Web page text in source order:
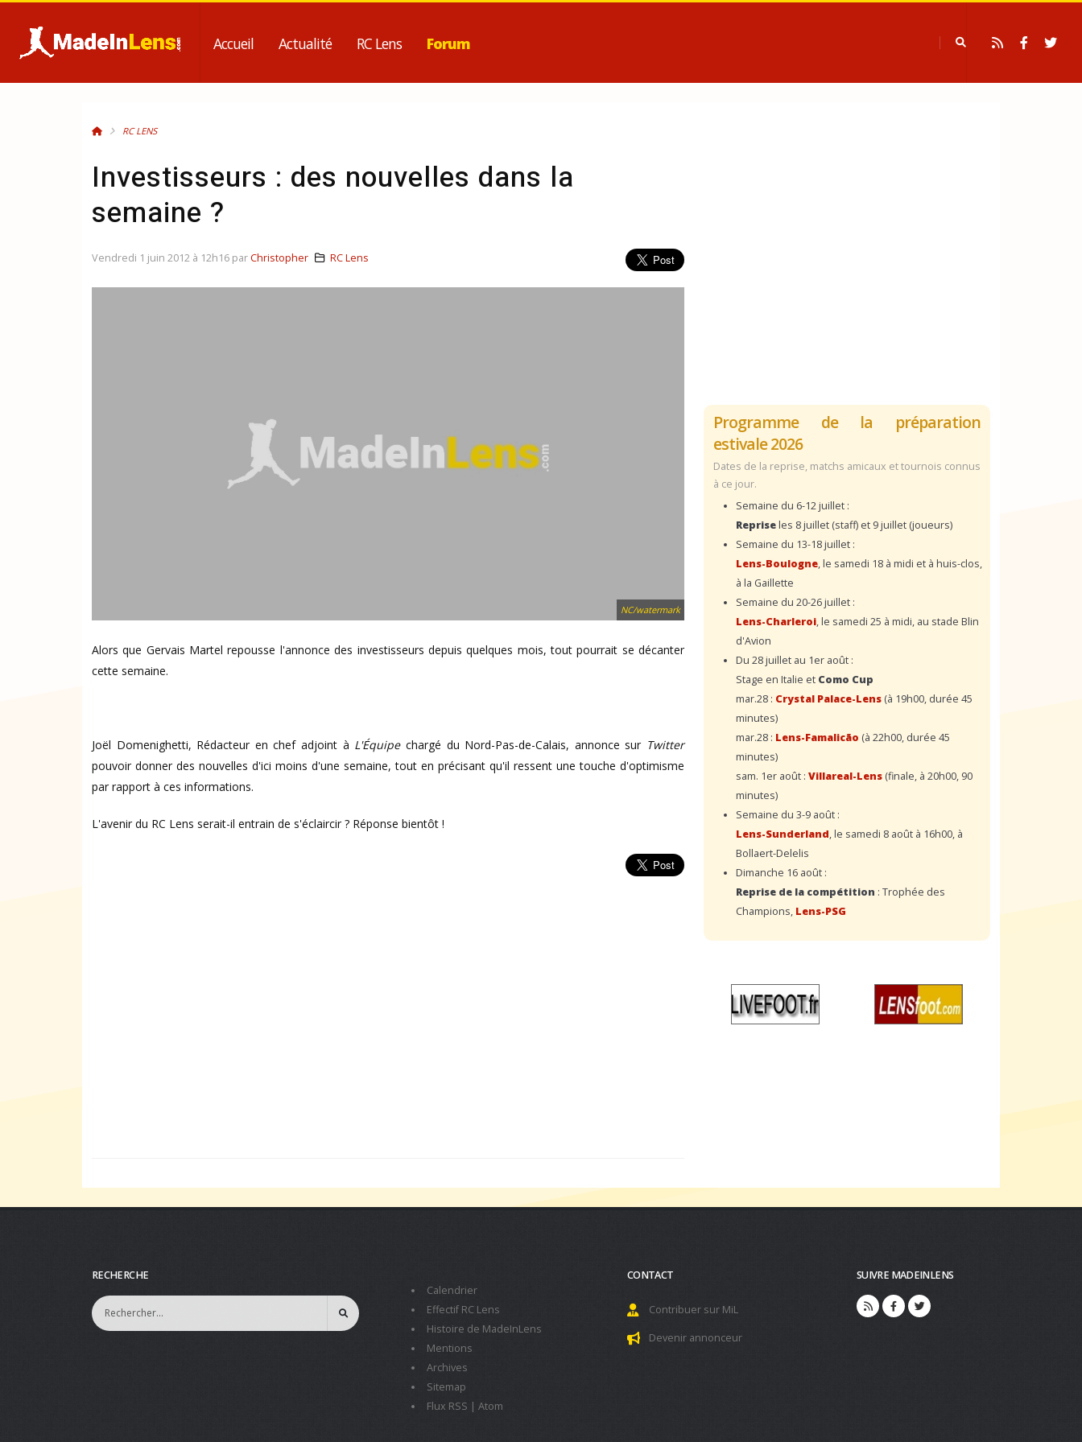
Accueil Actualité RC Lens Forum
RC LENS
Investisseurs : des nouvelles dans la
semaine ?
NC/watermark
Alors que Gervais Martel repousse l'annonce des investisseurs depuis quelques mois, tout pourrait se décanter
cette semaine.
Joël Domenighetti, Rédacteur en chef adjoint à L'Équipechargé du Nord-Pas-de-Calais, annonce sur Twitter
pouvoir donner des nouvelles d'ici moins d'une semaine, tout en précisant qu'il ressent une touche d'optimisme
par rapport à ces informations.
L'avenir du RC Lens serait-il entrain de s'éclaircir ? Réponse bientôt !
Vendredi 1 juin 2012 à 12h16 parChristopher RC Lens
Programme de la préparation
estivale 2026
Dates de la reprise, matchs amicaux et tournois connus
à ce jour.
Semaine du 6-12 juillet :
Repriseles 8 juillet (staff) et 9 juillet (joueurs)
Semaine du 13-18 juillet :
Lens-Boulogne, le samedi 18 à midi et à huis-clos,
à la Gaillette
Semaine du 20-26 juillet :
Lens-Charleroi, le samedi 25 à midi, au stade Blin
d'Avion
Du 28 juillet au 1er août :
Stage en Italie et Como Cup
mar.28 : Crystal Palace-Lens (à 19h00, durée 45
minutes)
mar.28 : Lens-Famalicão (à 22h00, durée 45
minutes)
sam. 1er août : Villareal-Lens (finale, à 20h00, 90
minutes)
Semaine du 3-9 août :
Lens-Sunderland, le samedi 8 août à 16h00, à
Bollaert-Delelis
Dimanche 16 août :
Reprise de la compétition : Trophée des
Champions, Lens-PSG
RECHERCHE
Calendrier
Effectif RC Lens
Histoire de MadeInLens
Mentions
Archives
Sitemap
Flux RSS | Atom
CONTACT
Contribuer sur MiL
Devenir annonceur
SUIVRE MADEINLENS